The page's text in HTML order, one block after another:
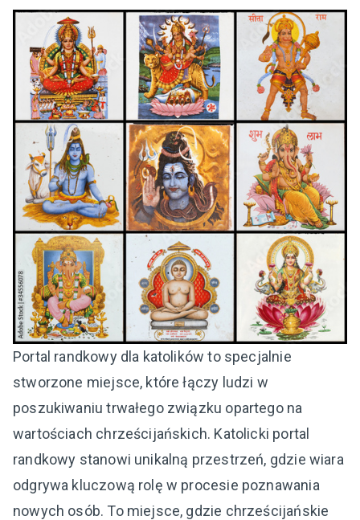
Portal randkowy dla katolików to specjalnie
stworzone miejsce, które łączy ludzi w
poszukiwaniu trwałego związku opartego na
wartościach chrześcijańskich. Katolicki portal
randkowy stanowi unikalną przestrzeń, gdzie wiara
odgrywa kluczową rolę w procesie poznawania
nowych osób. To miejsce, gdzie chrześcijańskie